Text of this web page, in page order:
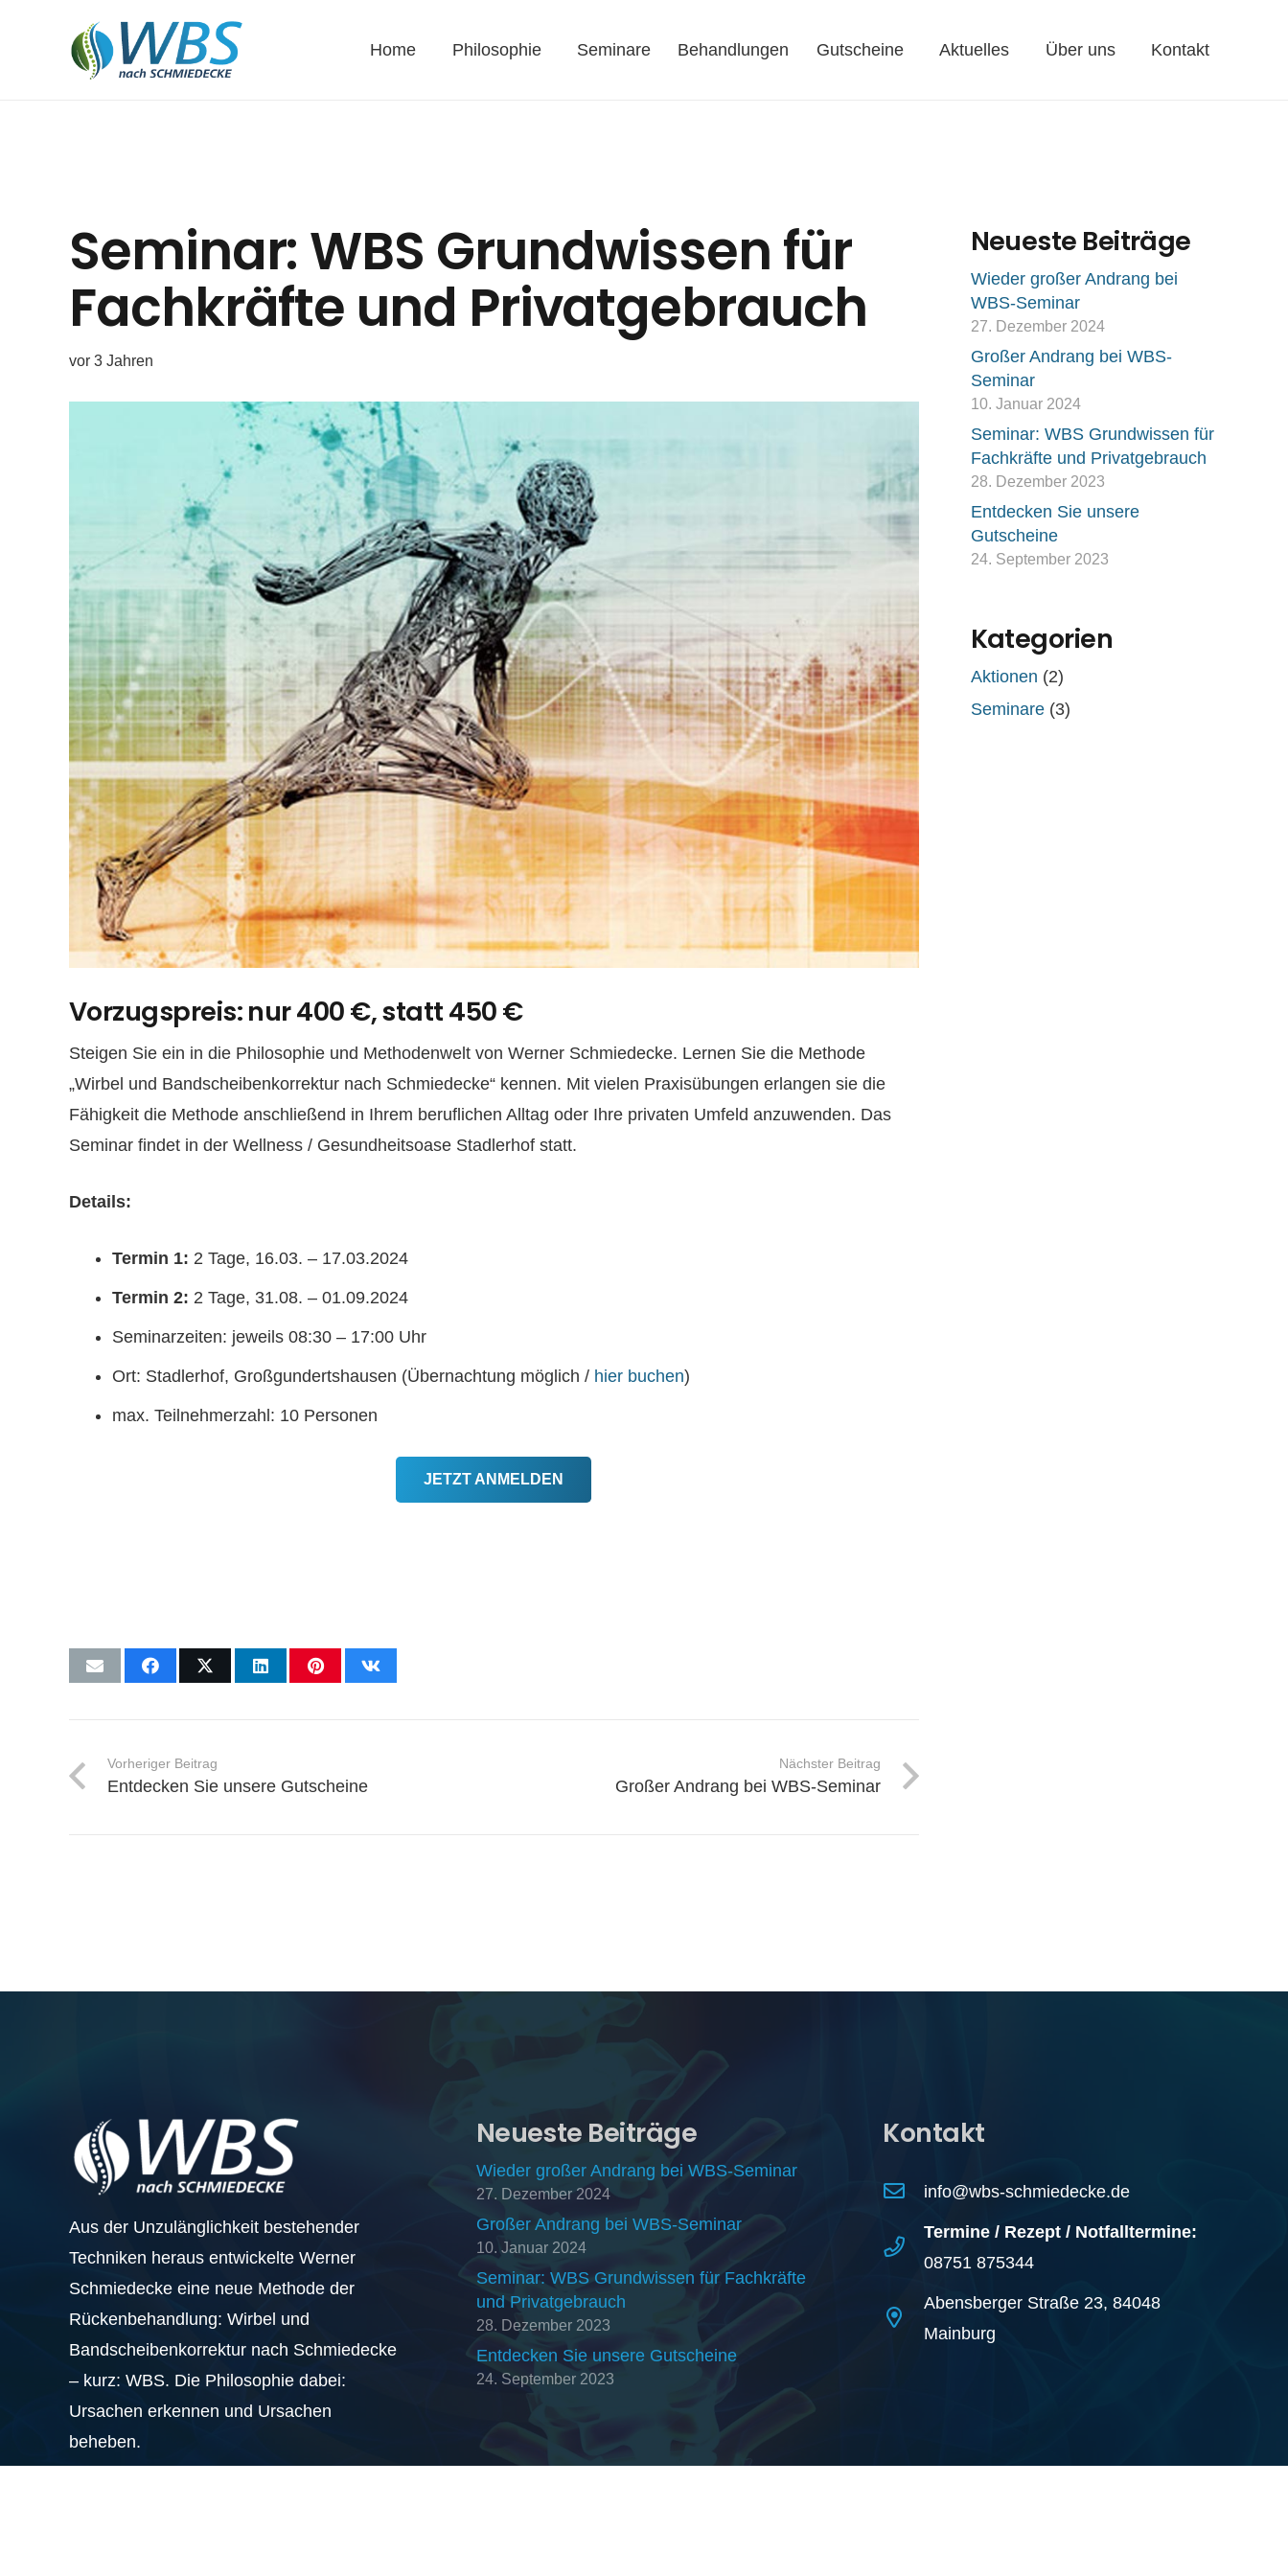
Home Philosophie Seminare Behandlungen Gutscheine Aktuelles Über uns Kontakt
Seminar: WBS Grundwissen für
Fachkräfte und Privatgebrauch
vor 3 Jahren
Vorzugspreis: nur 400 €, statt 450 €
Steigen Sie ein in die Philosophie und Methodenwelt von Werner Schmiedecke. Lernen Sie die Methode
„Wirbel und Bandscheibenkorrektur nach Schmiedecke“ kennen. Mit vielen Praxisübungen erlangen sie die
Fähigkeit die Methode anschließend in Ihrem beruflichen Alltag oder Ihre privaten Umfeld anzuwenden. Das
Seminar findet in der Wellness / Gesundheitsoase Stadlerhof statt.
Details:
Termin 1: 2 Tage, 16.03. – 17.03.2024
Termin 2: 2 Tage, 31.08. – 01.09.2024
Seminarzeiten: jeweils 08:30 – 17:00 Uhr
Ort: Stadlerhof, Großgundertshausen (Übernachtung möglich / hier buchen)
max. Teilnehmerzahl: 10 Personen
JETZT ANMELDEN
Vorheriger Beitrag
Entdecken Sie unsere Gutscheine
Nächster Beitrag
Großer Andrang bei WBS-Seminar
Neueste Beiträge
Wieder großer Andrang bei
WBS-Seminar
27. Dezember 2024
Großer Andrang bei WBS-
Seminar
10. Januar 2024
Seminar: WBS Grundwissen für
Fachkräfte und Privatgebrauch
28. Dezember 2023
Entdecken Sie unsere
Gutscheine
24. September 2023
Kategorien
Aktionen (2)
Seminare(3)
Aus der Unzulänglichkeit bestehender
Techniken heraus entwickelte Werner
Schmiedecke eine neue Methode der
Rückenbehandlung: Wirbel und
Bandscheibenkorrektur nach Schmiedecke
– kurz: WBS. Die Philosophie dabei:
Ursachen erkennen und Ursachen
beheben.
Neueste Beiträge
Wieder großer Andrang bei WBS-Seminar
27. Dezember 2024
Großer Andrang bei WBS-Seminar
10. Januar 2024
Seminar: WBS Grundwissen für Fachkräfte
und Privatgebrauch
28. Dezember 2023
Entdecken Sie unsere Gutscheine
24. September 2023
Kontakt
info@wbs-schmiedecke.de
Termine / Rezept / Notfalltermine:
08751 875344
Abensberger Straße 23, 84048
Mainburg